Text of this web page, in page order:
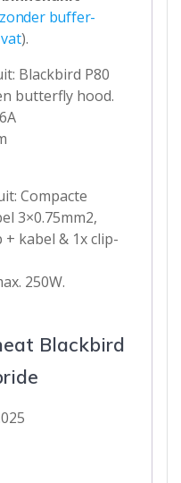
zonder buffer-
).
Blackbird P80
butterfly hood.
Compacte
3×0.75mm2,
kabel & 1x clip-
250W.
Blackbird